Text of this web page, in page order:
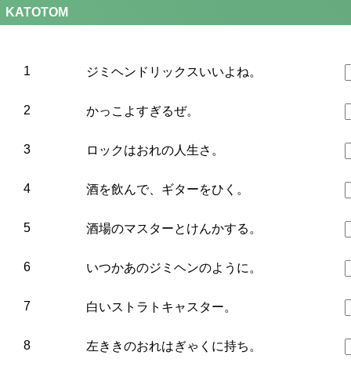
KATOTOM
1
2
3
4
5
6
7
8
ジミヘンドリックスいいよね。
かっこよすぎるぜ。
ロックはおれの人生さ。
酒を飲んで、ギターをひく。
酒場のマスターとけんかする。
いつかあのジミヘンのように。
白いストラトキャスター。
左ききのおれはぎゃくに持ち。